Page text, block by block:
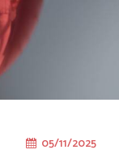
05/11/2025